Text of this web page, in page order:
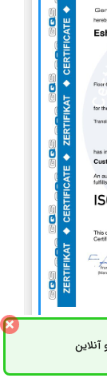
ثبت سفارش